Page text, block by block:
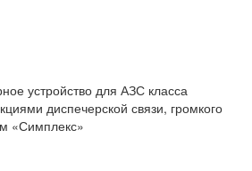
устройство для АЗС класса
диспечерской связи, громкого
«Симплекс»